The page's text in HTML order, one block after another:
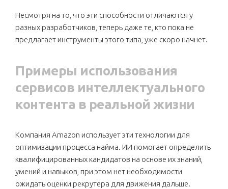
Несмотря на то, что эти способности отличаются у
разных разработчиков, теперь даже те, кто пока не
предлагает инструменты этого типа, уже скоро начнет.
Примеры использования
сервисов интеллектуального
контента в реальной жизни
Компания Amazon использует эти технологии для
оптимизации процесса найма. ИИ помогает определить
квалифицированных кандидатов на основе их знаний,
умений и навыков, при этом нет необходимости
ожидать оценки рекрутера для движения дальше.